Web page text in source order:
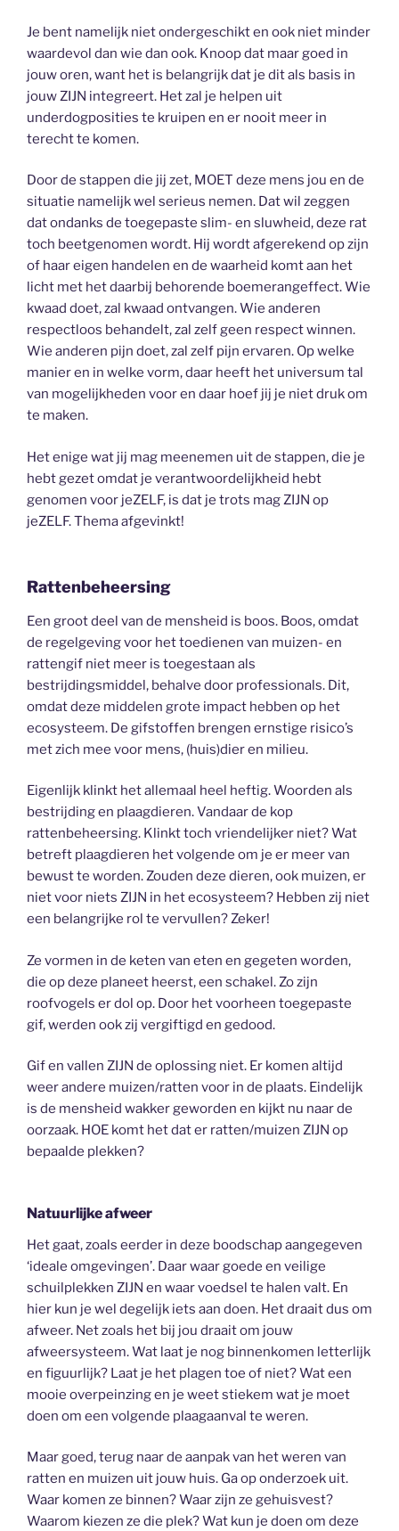
Je bent namelijk niet ondergeschikt en ook niet minder
waardevol dan wie dan ook. Knoop dat maar goed in
jouw oren, want het is belangrijk dat je dit als basis in
jouw ZIJN integreert. Het zal je helpen uit
underdogposities te kruipen en er nooit meer in
terecht te komen.
Door de stappen die jij zet, MOET deze mens jou en de
situatie namelijk wel serieus nemen. Dat wil zeggen
dat ondanks de toegepaste slim- en sluwheid, deze rat
toch beetgenomen wordt. Hij wordt afgerekend op zijn
of haar eigen handelen en de waarheid komt aan het
licht met het daarbij behorende boemerangeffect. Wie
kwaad doet, zal kwaad ontvangen. Wie anderen
respectloos behandelt, zal zelf geen respect winnen.
Wie anderen pijn doet, zal zelf pijn ervaren. Op welke
manier en in welke vorm, daar heeft het universum tal
van mogelijkheden voor en daar hoef jij je niet druk om
te maken.
Het enige wat jij mag meenemen uit de stappen, die je
hebt gezet omdat je verantwoordelijkheid hebt
genomen voor jeZELF, is dat je trots mag ZIJN op
jeZELF. Thema afgevinkt!
Rattenbeheersing
Een groot deel van de mensheid is boos. Boos, omdat
de regelgeving voor het toedienen van muizen- en
rattengif niet meer is toegestaan als
bestrijdingsmiddel, behalve door professionals. Dit,
omdat deze middelen grote impact hebben op het
ecosysteem. De gifstoffen brengen ernstige risico’s
met zich mee voor mens, (huis)dier en milieu.
Eigenlijk klinkt het allemaal heel heftig. Woorden als
bestrijding en plaagdieren. Vandaar de kop
rattenbeheersing. Klinkt toch vriendelijker niet? Wat
betreft plaagdieren het volgende om je er meer van
bewust te worden. Zouden deze dieren, ook muizen, er
niet voor niets ZIJN in het ecosysteem? Hebben zij niet
een belangrijke rol te vervullen? Zeker!
Ze vormen in de keten van eten en gegeten worden,
die op deze planeet heerst, een schakel. Zo zijn
roofvogels er dol op. Door het voorheen toegepaste
gif, werden ook zij vergiftigd en gedood.
Gif en vallen ZIJN de oplossing niet. Er komen altijd
weer andere muizen/ratten voor in de plaats. Eindelijk
is de mensheid wakker geworden en kijkt nu naar de
oorzaak. HOE komt het dat er ratten/muizen ZIJN op
bepaalde plekken?
Natuurlijke afweer
Het gaat, zoals eerder in deze boodschap aangegeven
‘ideale omgevingen’. Daar waar goede en veilige
schuilplekken ZIJN en waar voedsel te halen valt. En
hier kun je wel degelijk iets aan doen. Het draait dus om
afweer. Net zoals het bij jou draait om jouw
afweersysteem. Wat laat je nog binnenkomen letterlijk
en figuurlijk? Laat je het plagen toe of niet? Wat een
mooie overpeinzing en je weet stiekem wat je moet
doen om een volgende plaagaanval te weren.
Maar goed, terug naar de aanpak van het weren van
ratten en muizen uit jouw huis. Ga op onderzoek uit.
Waar komen ze binnen? Waar zijn ze gehuisvest?
Waarom kiezen ze die plek? Wat kun je doen om deze